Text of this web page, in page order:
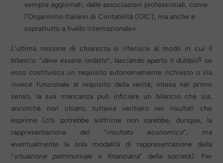
sempre aggiornati, dalle associazioni professionali, come
l’Organismo Italiano di Contabilità (OIC), ma anche e
soprattutto a livello internazionale4.
L’ultima nozione di chiarezza si riferisce al modo in cui il
bilancio “deve essere redatto”, lasciando aperto il dubbio5 se
esso costituisca un requisito autonomamente richiesto o sia
invece funzionale al requisito della verità; intesa nel primo
senso, la sua mancanza può inficiare un bilancio che sia,
ancorché non chiaro, tuttavia veritiero nei risultati che
esprime (chi potrebbe soffrirne non sarebbe, dunque, la
rappresentazione del “risultato economico”, ma
eventualmente la sola modalità di rappresentazione della
“situazione patrimoniale e finanziaria” della società). Per